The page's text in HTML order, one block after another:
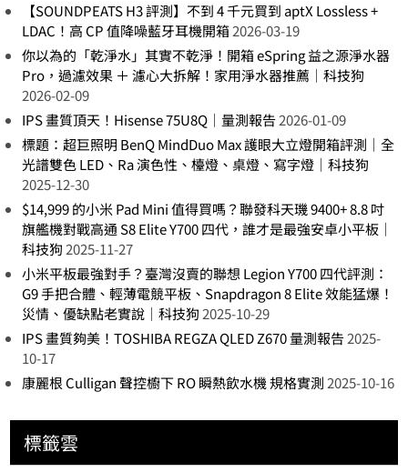
【SOUNDPEATS H3 評測】不到 4 千元買到 aptX Lossless +
LDAC！高 CP 值降噪藍牙耳機開箱2026-03-19
你以為的「乾淨水」其實不乾淨！開箱 eSpring 益之源淨水器
Pro，過濾效果 ＋ 濾心大拆解！家用淨水器推薦｜科技狗
2026-02-09
IPS 畫質頂天！Hisense 75U8Q｜量測報告2026-01-09
標題：超巨照明 BenQ MindDuo Max 護眼大立燈開箱評測｜全
光譜雙色 LED、Ra 演色性、檯燈、桌燈、寫字燈｜科技狗
2025-12-30
$14,999 的小米 Pad Mini 值得買嗎？聯發科天璣 9400+ 8.8 吋
旗艦機對戰高通 S8 Elite Y700 四代，誰才是最強安卓小平板｜
科技狗 2025-11-27
小米平板最強對手？臺灣沒賣的聯想 Legion Y700 四代評測：
G9 手把合體、輕薄電競平板、Snapdragon 8 Elite 效能猛爆！
災情、優缺點老實說｜科技狗 2025-10-29
IPS 畫質夠美！TOSHIBA REGZA QLED Z670 量測報告2025-
10-17
康麗根 Culligan 聲控櫥下 RO 瞬熱飲水機 規格實測 2025-10-16
標籤雲